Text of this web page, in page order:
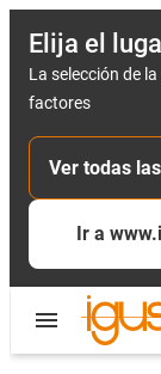
Elija el
La selección de
factores
Ver todas
Ir a